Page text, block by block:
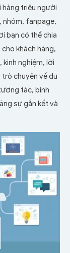
triệu người
nhóm, fanpage,
bạn có thể chia
khách hàng,
kinh nghiệm, lời
trò chuyện về du
tác, bình
sự gắn kết và